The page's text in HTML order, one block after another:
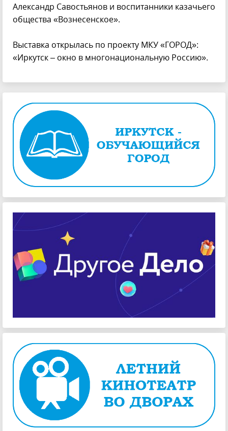
Александр Савостьянов и воспитанники казачьего
общества «Вознесенское».
Выставка открылась по проекту МКУ «ГОРОД»:
«Иркутск – окно в многонациональную Россию».